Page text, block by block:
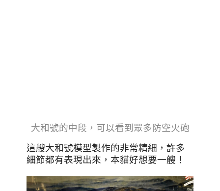
大和號的中段，可以看到眾多防空火砲
這艘大和號模型製作的非常精細，許多
細節都有表現出來，本貓好想要一艘！